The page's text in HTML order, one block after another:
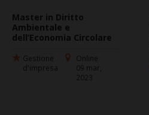
Master in Diritto
Ambientale e
dell’Economia Circolare
Gestione
d'impresa
Online
09 mar,
2023